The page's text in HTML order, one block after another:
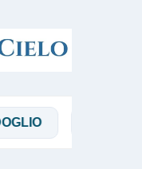
MAGGI